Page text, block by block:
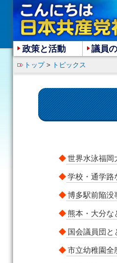
トップ> トピックス
◆世界水泳福岡
◆学校・通学路
◆博多駅前陥没
◆ 熊本・大分な
◆ 国会議員団
◆市立幼稚園全
政策と活動 議員